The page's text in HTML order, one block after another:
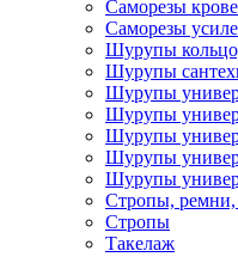
Саморезы
Саморезы
Шурупы
Шурупы
Шурупы
Шурупы
Шурупы
Шурупы
Шурупы
Стропы, ремни,
Стропы
Такелаж